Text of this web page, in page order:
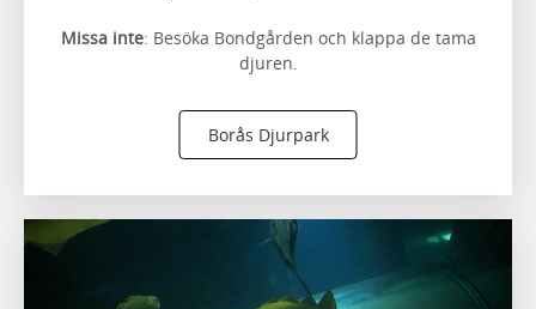
Missa inte: Besöka Bondgården och klappa de tama
djuren.
Borås Djurpark